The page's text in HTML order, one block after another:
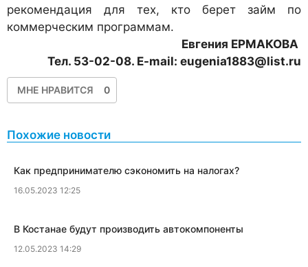
рекомендация для тех, кто берет займ по
коммерческим программам.
Евгения ЕРМАКОВА
Тел. 53-02-08. E-mail: eugenia1883@list.ru
МНЕ НРАВИТСЯ 0
Похожие новости
​Как предпринимателю сэкономить на налогах?
16.05.2023 12:25
​В Костанае будут производить автокомпоненты
12.05.2023 14:29